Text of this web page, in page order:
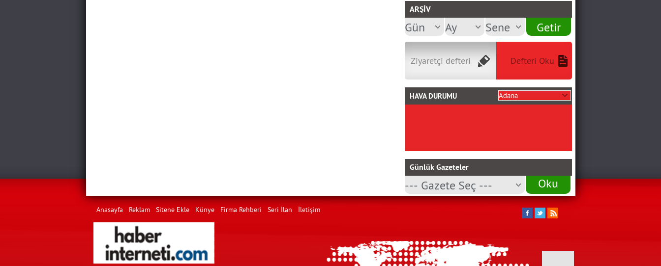
ARŞİV
Ziyaretçi defteri Defteri Oku
HAVA DURUMU
Günlük Gazeteler
Oku
Anasayfa Reklam Sitene Ekle Künye Firma Rehberi Seri İlan İletişim